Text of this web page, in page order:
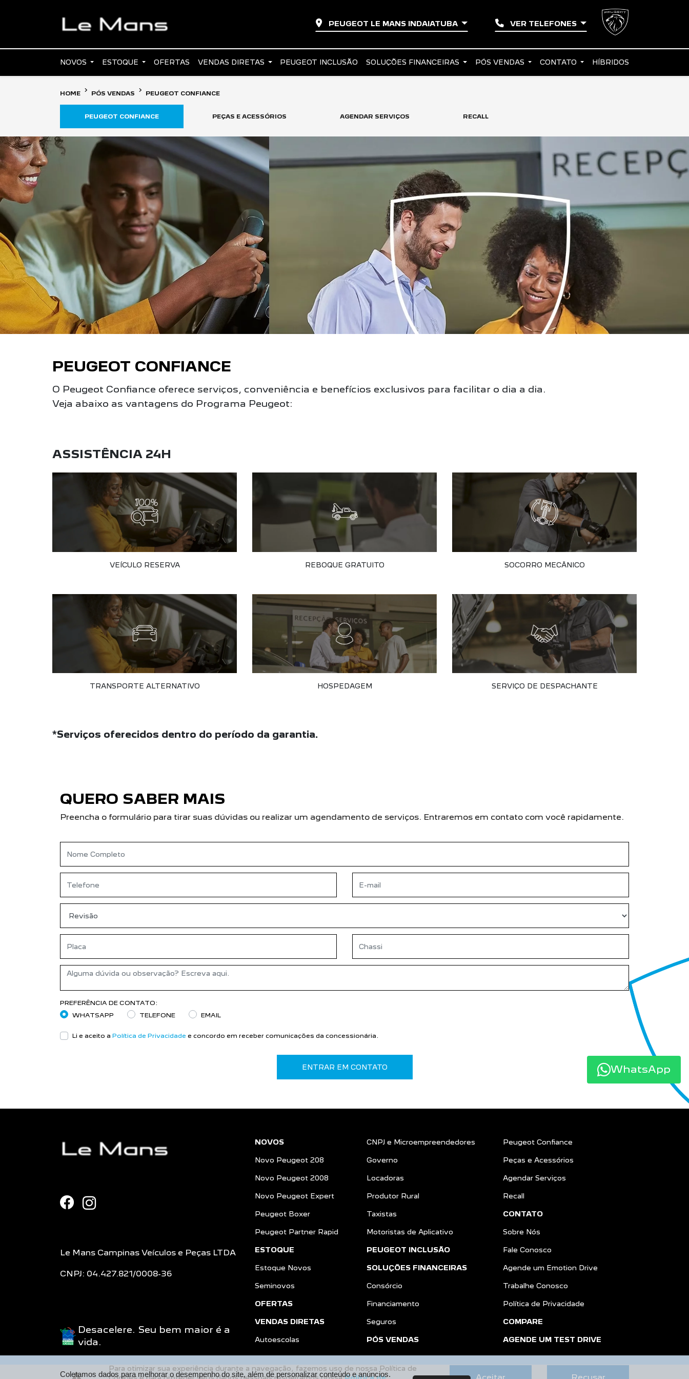
PEUGEOT LE MANS INDAIATUBA VER TELEFONES
NOVOS ESTOQUE OFERTAS VENDAS DIRETAS PEUGEOT INCLUSÃO SOLUÇÕES FINANCEIRAS PÓS VENDAS CONTATO HÍBRIDOS
HOME PÓS VENDAS PEUGEOT CONFIANCE
PEUGEOT CONFIANCE PEÇAS E ACESSÓRIOS AGENDAR SERVIÇOS RECALL
PEUGEOT CONFIANCE
O Peugeot Confiance oferece serviços, conveniência e benefícios exclusivos para facilitar o dia a dia.
Veja abaixo as vantagens do Programa Peugeot:
ASSISTÊNCIA 24H
VEÍCULO RESERVA REBOQUE GRATUITO SOCORRO MECÂNICO
TRANSPORTE ALTERNATIVO HOSPEDAGEM SERVIÇO DE DESPACHANTE
*Serviços oferecidos dentro do período da garantia.
QUERO SABER MAIS
Preencha o formulário para tirar suas dúvidas ou realizar um agendamento de serviços. Entraremos em contato com você rapidamente.
PREFERÊNCIA DE CONTATO:
WHATSAPP
TELEFONE EMAIL
Li e aceito a Política de Privacidade e concordo em receber comunicações da concessionária.
ENTRAR EM CONTATO
Le Mans Campinas Veículos e Peças LTDA
CNPJ: 04.427.821/0008-36
Desacelere. Seu bem maior é a
vida.
NOVOS
Novo Peugeot 208
Novo Peugeot 2008
Novo Peugeot Expert
Peugeot Boxer
Peugeot Partner Rapid
ESTOQUE
Estoque Novos
Seminovos
OFERTAS
VENDAS DIRETAS
Autoescolas
CNPJ e Microempreendedores
Governo
Locadoras
Produtor Rural
Taxistas
Motoristas de Aplicativo
PEUGEOT INCLUSÃO
SOLUÇÕES FINANCEIRAS
Consórcio
Financiamento
Seguros
PÓS VENDAS
Peugeot Confiance
Peças e Acessórios
Agendar Serviços
Recall
CONTATO
Sobre Nós
Fale Conosco
Agende um Emotion Drive
Trabalhe Conosco
Política de Privacidade
COMPARE
AGENDE UM TEST DRIVE
WhatsApp
Para otimizar sua experiência durante a navegação, fazemos uso de nossa Política de
Coletamos dados para melhorar o desempenho do site, além de personalizar conteúdo e anúncios.